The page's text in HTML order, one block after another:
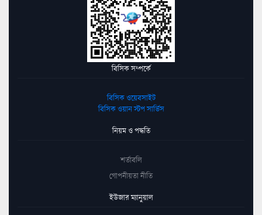
বিসিক সম্পর্কে
বিসিক ওয়েবসাইট
বিসিক ওয়ান স্টপ সার্ভিস
নিয়ম ও পদ্ধতি
শর্তাবলি
গোপনীয়তা নীতি
ইউজার ম্যানুয়াল